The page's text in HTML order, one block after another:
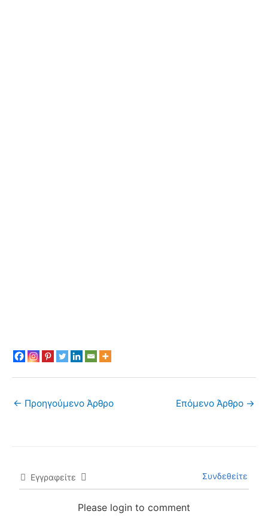
← Προηγούμενο Άρθρο Επόμενο Άρθρο →
Εγγραφείτε Συνδεθείτε
Please login to comment